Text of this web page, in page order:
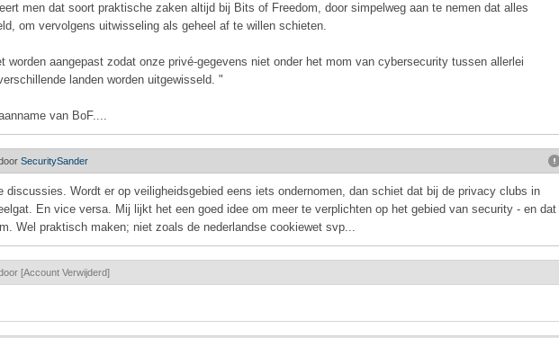
men dat soort praktische zaken altijd bij Bits of Freedom, door simpelweg aan te nemen dat alles
om vervolgens uitwisseling als geheel af te willen schieten.
worden aangepast zodat onze privé-gegevens niet onder het mom van cybersecurity tussen allerlei
landen worden uitgewisseld. "
van BoF....
SecuritySander
discussies. Wordt er op veiligheidsgebied eens iets ondernomen, dan schiet dat bij de privacy clubs in
En vice versa. Mij lijkt het een goed idee om meer te verplichten op het gebied van security - en dat
Wel praktisch maken; niet zoals de nederlandse cookiewet svp...
[Account Verwijderd]